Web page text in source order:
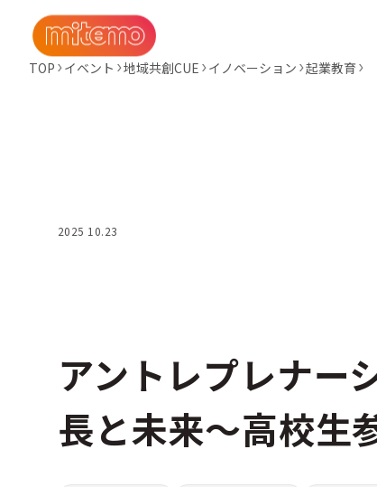
TOP イベント 地域共創CUE イノベーション 起業教育
2025 10.23
アントレプレナー
長と未来～高校生